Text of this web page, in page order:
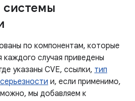
системы
по компонентам, которые
случая приведены
указаны CVE, ссылки, тип
и, если применимо,
мы добавляем к